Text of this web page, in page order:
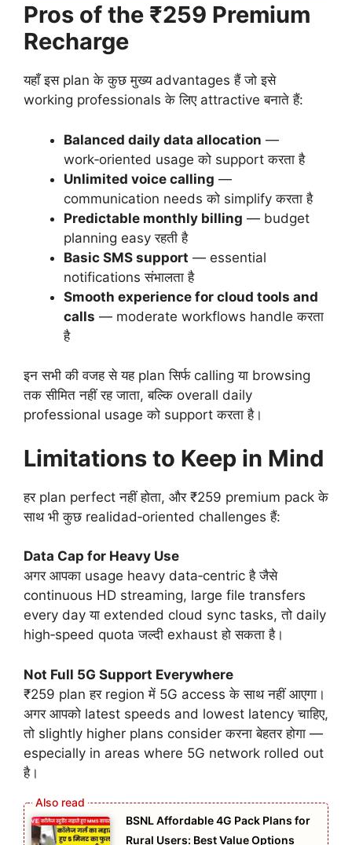
Pros of the ₹259 Premium
Recharge
यहाँ इस plan के कुछ मुख्य advantages हैं जो इसे
working professionals के लिए attractive बनाते हैं:
Balanced daily data allocation —
work‑oriented usage को support करता है
Unlimited voice calling —
communication needs को simplify करता है
Predictable monthly billing — budget
planning easy रहती है
Basic SMS support — essential
notifications संभालता है
Smooth experience for cloud tools and
calls — moderate workflows handle करता
है
इन सभी की वजह से यह plan सिर्फ calling या browsing
तक सीमित नहीं रह जाता, बल्कि overall daily
professional usage को support करता है।
Limitations to Keep in Mind
हर plan perfect नहीं होता, और ₹259 premium pack के
साथ भी कुछ realidad‑oriented challenges हैं:
Data Cap for Heavy Use
अगर आपका usage heavy data‑centric है जैसे
continuous HD streaming, large file transfers
every day या extended cloud sync tasks, तो daily
high‑speed quota जल्दी exhaust हो सकता है।
Not Full 5G Support Everywhere
₹259 plan हर region में 5G access के साथ नहीं आएगा।
अगर आपको latest speeds and lowest latency चाहिए,
तो slightly higher plans consider करना बेहतर होगा —
especially in areas where 5G network rolled out
है।
BSNL Affordable 4G Pack Plans for
Rural Users: Best Value Options